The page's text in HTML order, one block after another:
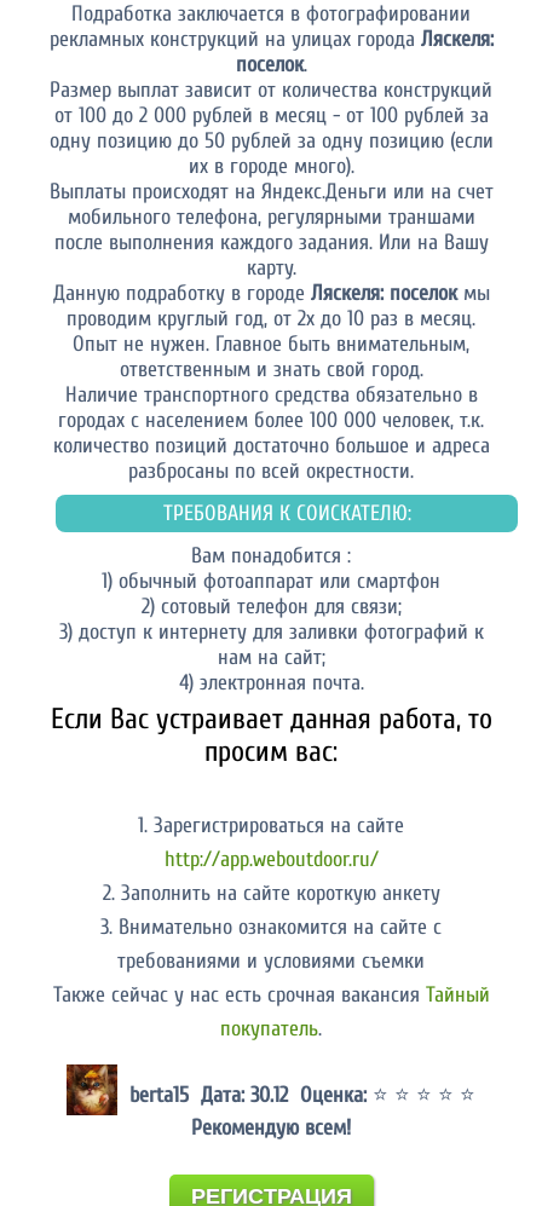
Подработка заключается в фотографировании
рекламных конструкций на улицах города Ляскеля:
поселок.
Размер выплат зависит от количества конструкций
от 100 до 2 000 рублей в месяц - от 100 рублей за
одну позицию до 50 рублей за одну позицию (если
их в городе много).
Выплаты происходят на Яндекс.Деньги или на счет
мобильного телефона, регулярными траншами
после выполнения каждого задания. Или на Вашу
карту.
Данную подработку в городе Ляскеля: поселокмы
проводим круглый год, от 2х до 10 раз в месяц.
Опыт не нужен. Главное быть внимательным,
ответственным и знать свой город.
Наличие транспортного средства обязательно в
городах с населением более 100 000 человек, т.к.
количество позиций достаточно большое и адреса
разбросаны по всей окрестности.
ТРЕБОВАНИЯ К СОИСКАТЕЛЮ:
Вам понадобится :
1) обычный фотоаппарат или смартфон
2) сотовый телефон для связи;
3) доступ к интернету для заливки фотографий к
нам на сайт;
4) электронная почта.
Если Вас устраивает данная работа, то
просим вас:
1. Зарегистрироваться на сайте
http://app.weboutdoor.ru/
2. Заполнить на сайте короткую анкету
3. Внимательно ознакомится на сайте с
требованиями и условиями съемки
Также сейчас у нас есть срочная вакансия Тайный
покупатель.
berta15 Дата: 30.12 Оценка: ⭐ ⭐ ⭐ ⭐ ⭐
Рекомендую всем!
РЕГИСТРАЦИЯ